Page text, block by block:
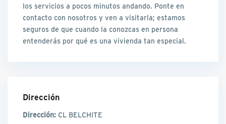
los servicios a pocos minutos andando. Ponte en
contacto con nosotros y ven a visitarla; estamos
seguros de que cuando la conozcas en persona
entenderás por qué es una vivienda tan especial.
Dirección
Dirección: CL BELCHITE